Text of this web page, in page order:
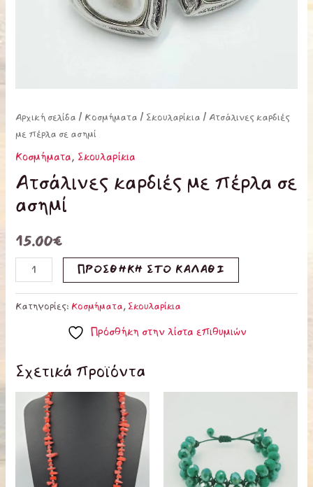
Αρχική σελίδα / Κοσμήματα / Σκουλαρίκια / Ατσάλινες καρδιές
με πέρλα σε ασημί
Κοσμήματα, Σκουλαρίκια
Ατσάλινες καρδιές με πέρλα σε
ασημί
15.00€
ΠΡΟΣΘΉΚΗ ΣΤΟ ΚΑΛΆΘΙ
Κατηγορίες: Κοσμήματα,Σκουλαρίκια
Πρόσθήκη στην λίστα επιθυμιών
Σχετικά προϊόντα